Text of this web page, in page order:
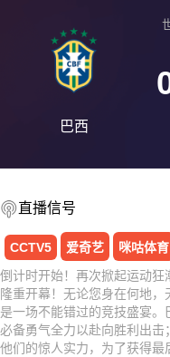
巴西
直播信号
CCTV5 爱奇艺 咪咕体育
倒计时开始！再次掀起运动
隆重开幕！无论您身在何地
是一场不能错过的竞技盛宴。
必备勇气全力以赴向胜利出
他们的惊人实力，为了获得